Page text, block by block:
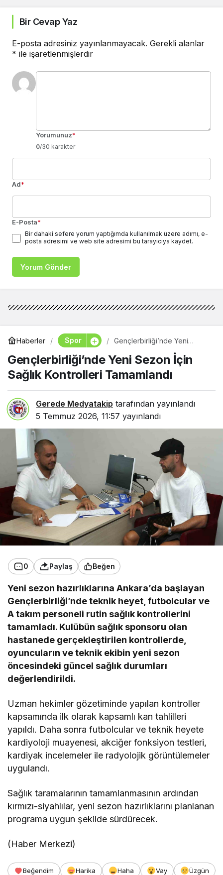
Bir Cevap Yaz
E-posta adresiniz yayınlanmayacak. Gerekli alanlar
* ile işaretlenmişlerdir
Yorumunuz*
0/30 karakter
Ad*
E-Posta*
Bir dahaki sefere yorum yaptığımda kullanılmak üzere adımı, e-
posta adresimi ve web site adresimi bu tarayıcıya kaydet.
Yorum Gönder
Haberler Spor
Gençlerbirliği’nde Yeni
Tamamlandı
Gençlerbirliği’nde Yeni Sezon İçin
Sağlık Kontrolleri Tamamlandı
Gerede Medyatakip tarafından yayınlandı
5 Temmuz 2026, 11:57 yayınlandı
0 Paylaş Beğen
Yeni sezon hazırlıklarına Ankara’da başlayan
Gençlerbirliği’nde teknik heyet, futbolcular ve
A takım personeli rutin sağlık kontrollerini
tamamladı. Kulübün sağlık sponsoru olan
hastanede gerçekleştirilen kontrollerde,
oyuncuların ve teknik ekibin yeni sezon
öncesindeki güncel sağlık durumları
değerlendirildi.
Uzman hekimler gözetiminde yapılan kontroller
kapsamında ilk olarak kapsamlı kan tahlilleri
yapıldı. Daha sonra futbolcular ve teknik heyete
kardiyoloji muayenesi, akciğer fonksiyon testleri,
kardiyak incelemeler ile radyolojik görüntülemeler
uygulandı.
Sağlık taramalarının tamamlanmasının ardından
kırmızı-siyahlılar, yeni sezon hazırlıklarını planlanan
programa uygun şekilde sürdürecek.
(Haber Merkezi)
Beğendim Harika Haha Vay
Üzgün